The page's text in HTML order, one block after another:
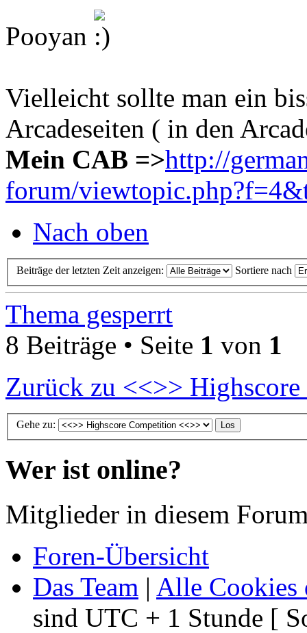
Pooyan
Vielleicht sollte man ein
Arcadeseiten ( in den
Mein CAB =>http://
forum/
Nach oben
Beiträge der letzten Zeit anzeigen: Sortiere nach
Thema gesperrt
8 Beiträge • Seite 1 von 1
Zurück zu <<>>
Gehe zu:
Wer ist online?
Mitglieder in diesem
Foren-Übersicht
Das Team | Alle Cookies
sind UTC + 1 Stunde [